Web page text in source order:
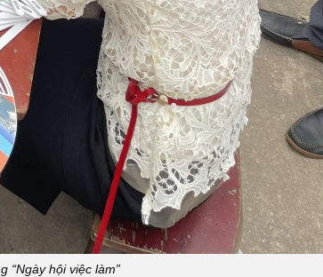
“Ngày hội việc làm”